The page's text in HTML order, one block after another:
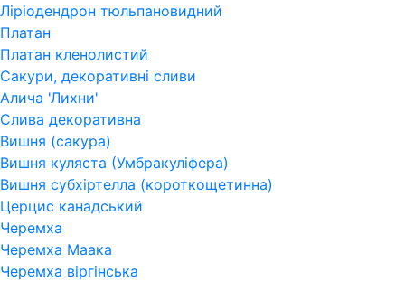
Ліріодендрон тюльпановидний
Платан
Платан кленолистий
Сакури, декоративні сливи
Алича 'Лихни'
Слива декоративна
Вишня (сакура)
Вишня куляста (Умбракуліфера)
Вишня субхіртелла (короткощетинна)
Церцис канадський
Черемха
Черемха Маака
Черемха віргінська